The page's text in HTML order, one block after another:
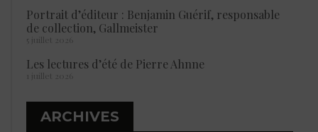
Portrait d’éditeur : Benjamin Guérif, responsable
de collection, Gallmeister
5 juillet 2026
Les lectures d’été de Pierre Ahnne
1 juillet 2026
ARCHIVES